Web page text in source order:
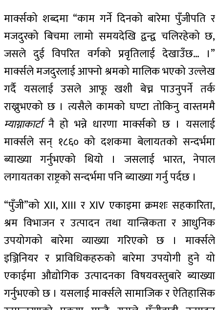
मार्क्सको शब्दमा “काम गर्ने दिनको बारेमा पुँजीपति र
मजदुरको बिचमा लामो समयदेखि द्वन्द्व चलिरहेको छ,
जसले दुई विपरित वर्गको प्रवृतिलाई देखाउँछ… ।”
मार्क्सले मजदुरलाई आफ्नो श्रमको मालिक भएको उल्लेख
गर्दै यसलाई उसले आफू खशी बेच्न पाउनुपर्ने तर्क
राख्नुभएको छ । त्यसैले कामको घण्टा तोकिनु वास्तममै
म्याग्नाकार्टानै हो भन्ने धारणा मार्क्सको छ । यसलाई
मार्क्सले सन् १८६० को दशकमा बेलायतको सन्दर्भमा
ब्याख्या गर्नुभएको थियो । जसलाई भारत, नेपाल
लगायतका राष्ट्रको सन्दर्भमा पनि ब्याख्या गर्नु पर्दछ ।
“पुँजी”को XII, XIII र XIV एकाइमा क्रमशः सहकारिता,
श्रम विभाजन र उत्पादन तथा यान्त्रिकता र आधुनिक
उपयोगको बारेमा व्याख्या गरिएको छ । मार्क्सले
इञ्जिनियर र प्राविधिकहरुको बारेमा उपयोगी हुने यो
एकाईमा औद्योगिक उत्पादनका विषयवस्तुबारे ब्याख्या
गर्नुभएको छ । यसलाई मार्क्सले सामाजिक र ऐतिहासिक